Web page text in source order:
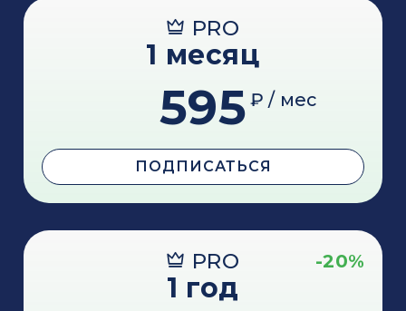
PRO
1 месяц
595 ₽ / мес
ПОДПИСАТЬСЯ
PRO -20%
1 год